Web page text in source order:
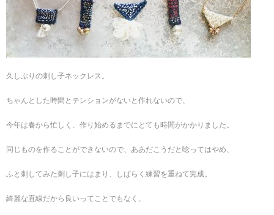
久しぶりの刺し子ネックレス。
ちゃんとした時間とテンションがないと作れないので、
今年は春から忙しく、作り始めるまでにとても時間がかかりました。
同じものを作ることができないので、ああだこうだと唸ってはやめ、
ふと刺してみた刺し子にはまり、しばらく練習を重ねて完成。
綺麗な直線だから良いってことでもなく、